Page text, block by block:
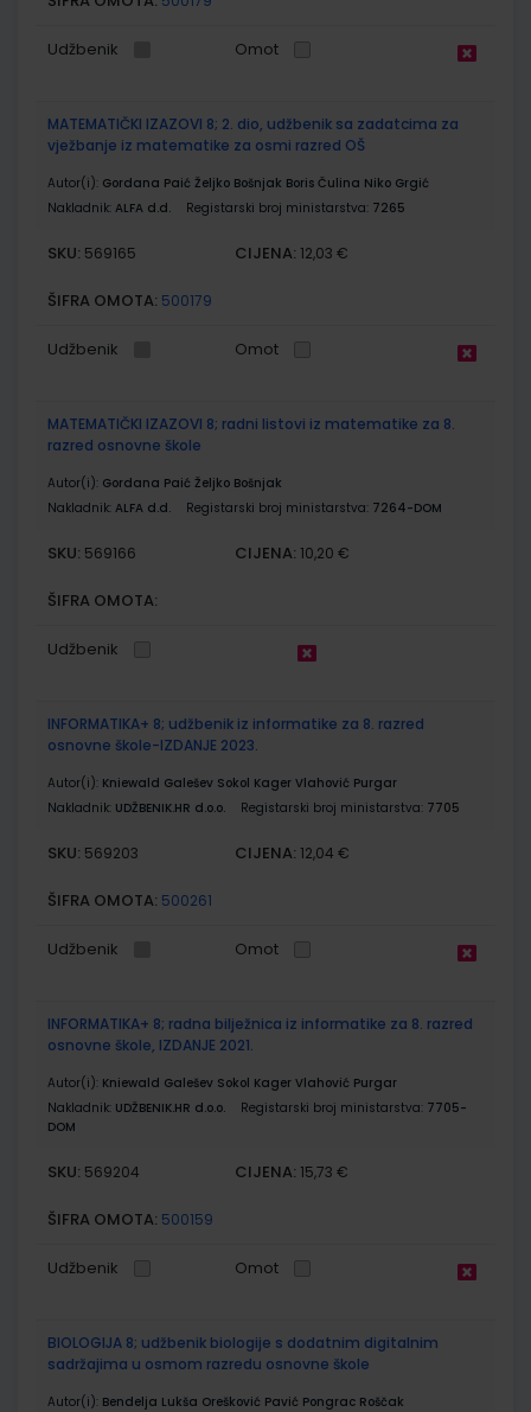
Udžbenik Omot
MATEMATIČKI IZAZOVI 8; 2. dio, udžbenik sa zadatcima za
vježbanje iz matematike za osmi razred OŠ
Autor(i): Gordana Paić Željko Bošnjak Boris Čulina Niko Grgić
Nakladnik: ALFA d.d. Registarski broj ministarstva: 7265
SKU: 569165 CIJENA: 12,03 €
ŠIFRA OMOTA: 500179
Udžbenik Omot
MATEMATIČKI IZAZOVI 8; radni listovi iz matematike za 8.
razred osnovne škole
Autor(i): Gordana Paić Željko Bošnjak
Nakladnik: ALFA d.d. Registarski broj ministarstva: 7264-DOM
SKU: 569166 CIJENA: 10,20 €
ŠIFRA OMOTA:
Udžbenik
INFORMATIKA+ 8; udžbenik iz informatike za 8. razred
osnovne škole-IZDANJE 2023.
Autor(i): Kniewald Galešev Sokol Kager Vlahović Purgar
Nakladnik: UDŽBENIK.HR d.o.o. Registarski broj ministarstva: 7705
SKU: 569203 CIJENA: 12,04 €
ŠIFRA OMOTA: 500261
Udžbenik Omot
INFORMATIKA+ 8; radna bilježnica iz informatike za 8. razred
osnovne škole, IZDANJE 2021.
Autor(i): Kniewald Galešev Sokol Kager Vlahović Purgar
Nakladnik: UDŽBENIK.HR d.o.o. Registarski broj ministarstva: 7705-
DOM
SKU: 569204 CIJENA: 15,73 €
ŠIFRA OMOTA: 500159
Udžbenik Omot
BIOLOGIJA 8; udžbenik biologije s dodatnim digitalnim
sadržajima u osmom razredu osnovne škole
Autor(i): Bendelja Lukša Orešković Pavić Pongrac Roščak